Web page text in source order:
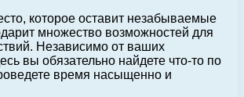
которое оставит незабываемые
множество возможностей для
Независимо от ваших
вы обязательно найдете что-то по
время насыщенно и